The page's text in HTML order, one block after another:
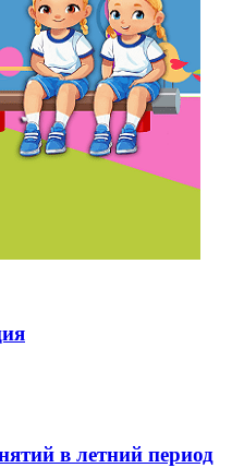
в летний период